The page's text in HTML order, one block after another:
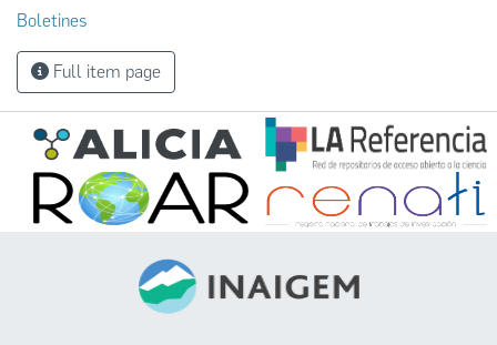
Boletines
Full item page